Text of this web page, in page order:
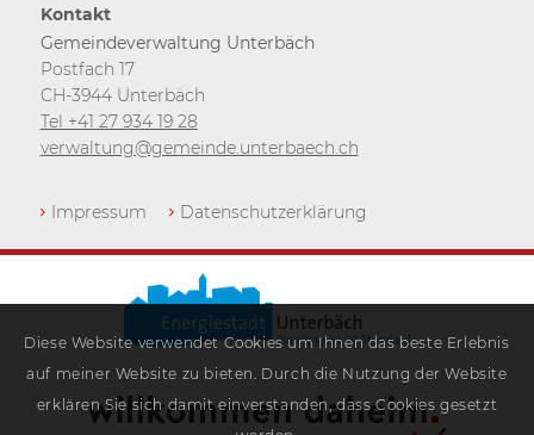
Kontakt
Gemeindeverwaltung Unterbäch
Postfach 17
CH-3944 Unterbäch
Tel +41 27 934 19 28
verwaltung@gemeinde.unterbaech.ch
Impressum Datenschutzerklärung
Diese Website verwendet Cookies um Ihnen das beste Erlebnis
auf meiner Website zu bieten. Durch die Nutzung der Website
erklären Sie sich damit einverstanden, dass Cookies gesetzt